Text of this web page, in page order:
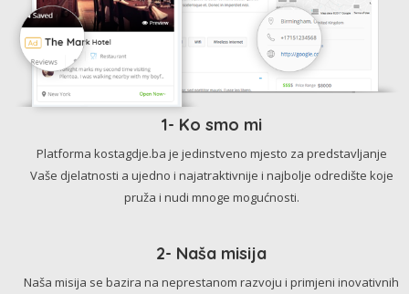
1- Ko smo mi
Platforma kostagdje.ba je jedinstveno mjesto za predstavljanje
Vaše djelatnosti a ujedno i najatraktivnije i najbolje odredište koje
pruža i nudi mnoge mogućnosti.
2- Naša misija
Naša misija se bazira na neprestanom razvoju i primjeni inovativnih